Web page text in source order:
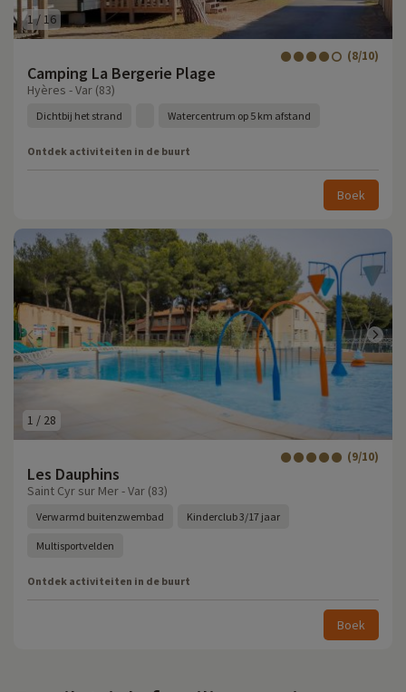
1/ 16
Camping La Bergerie Plage
(8/10)
Hyères - Var (83)
Dichtbij het strand Watercentrum op 5 km afstand
Ontdek activiteiten in de buurt
Boek
1 / 28
Les Dauphins
(9/10)
Saint Cyr sur Mer - Var (83)
Verwarmd buitenzwembad Kinderclub 3/17 jaar
Multisportvelden
Ontdek activiteiten in de buurt
Boek